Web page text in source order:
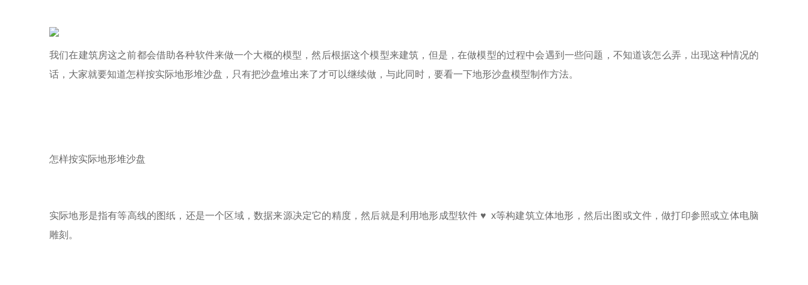
我们在建筑房这之前都会借助各种软件来做一个大概的模型，然后根据这个模型来建筑，但是，在做模型的过程中会遇到一些问题，不知道该怎么弄，出现这种情况的
话，大家就要知道怎样按实际地形堆沙盘，只有把沙盘堆出来了才可以继续做，与此同时，要看一下地形沙盘模型制作方法。
怎样按实际地形堆沙盘
实际地形是指有等高线的图纸，还是一个区域，数据来源决定它的精度，然后就是利用地形成型软件 ♥ x等构建筑立体地形，然后出图或文件，做打印参照或立体电脑
雕刻。